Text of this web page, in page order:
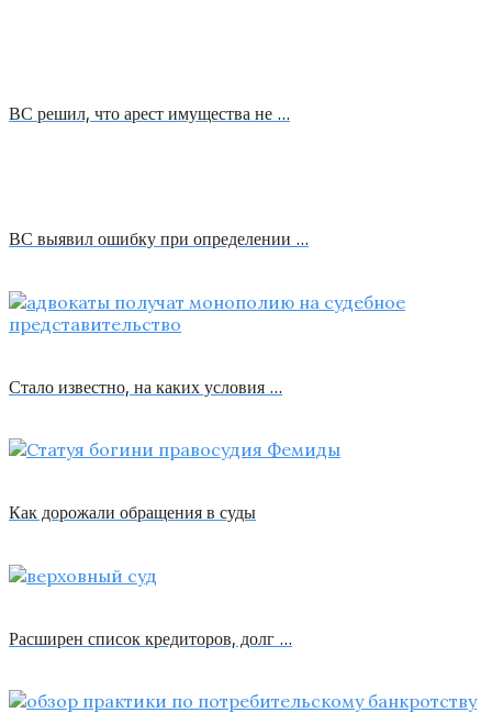
ВС решил, что арест имущества не …
ВС выявил ошибку при определении …
Стало известно, на каких условия …
Как дорожали обращения в суды
Расширен список кредиторов, долг …